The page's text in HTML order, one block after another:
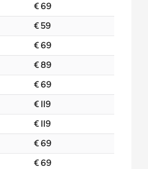
€ 69
€ 59
€ 69
€ 89
€ 69
€ 119
€ 119
€ 69
€ 69